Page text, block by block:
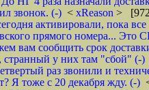
звонок. (-) < xReason >
активировали, пока
прямого номера... Это
вам сообщить срок
странный у них там "сбой" (-)
раз звонили и
Я тоже с 20 декабря жду. (-)